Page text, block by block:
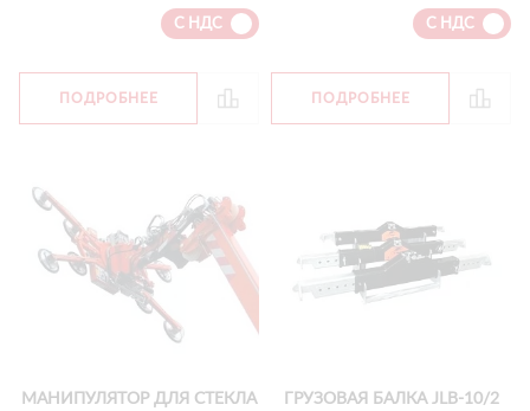
С НДС
ПОДРОБНЕЕ
С НДС
ПОДРОБНЕЕ
МАНИПУЛЯТОР ДЛЯ СТЕКЛА
ГРУЗОВАЯ БАЛКА JLB-10/2